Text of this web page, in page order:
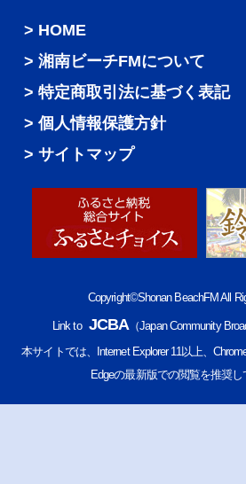
HOME
湘南ビーチFMについて
特定商取引法に基づく表記
個人情報保護方針
サイトマップ
Copyright©Shonan BeachFM All
Link to JCBA（Japan Community
本サイトでは、Internet Explorer 11以上、
Edgeの最新版での閲覧を推奨し